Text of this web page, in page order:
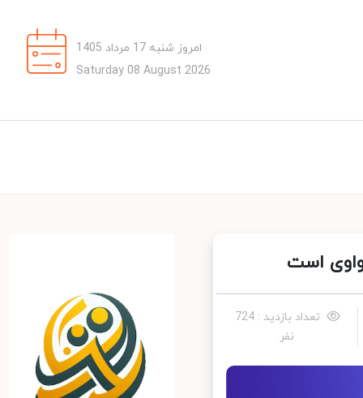
امروز شنبه 17 مرداد 1405
Saturday 08 August 2026
تعداد بازدید : 724
نفر